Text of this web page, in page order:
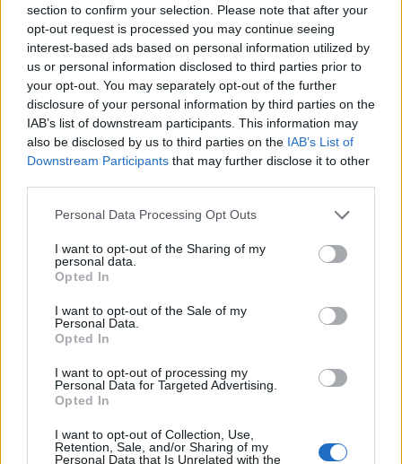
section to confirm your selection. Please note that after your
opt-out request is processed you may continue seeing
interest-based ads based on personal information utilized by
us or personal information disclosed to third parties prior to
your opt-out. You may separately opt-out of the further
disclosure of your personal information by third parties on the
IAB’s list of downstream participants. This information may
also be disclosed by us to third parties on the IAB’s List of
Downstream Participants that may further disclose it to other
Personal Data Processing Opt Outs
I want to opt-out of the Sharing of my
personal data.
Opted In
I want to opt-out of the Sale of my
Personal Data.
Opted In
I want to opt-out of processing my
Personal Data for Targeted Advertising.
Opted In
I want to opt-out of Collection, Use,
Retention, Sale, and/or Sharing of my
Personal Data that Is Unrelated with the
1 - 2%
Squalificato 0 - 0%
Infortunato 0 - 0
Inutilizzato 37 - 97 %
Scarica riepilogo
stagionale
Giornata Entrato Bonus/Malus
GEN 1-2 NAP
CAG 2-3 GEN